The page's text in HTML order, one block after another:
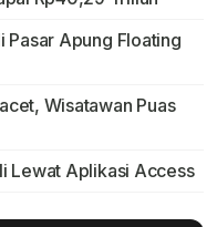
Pasar Apung Floating
Wisatawan Puas
Lewat Aplikasi Access